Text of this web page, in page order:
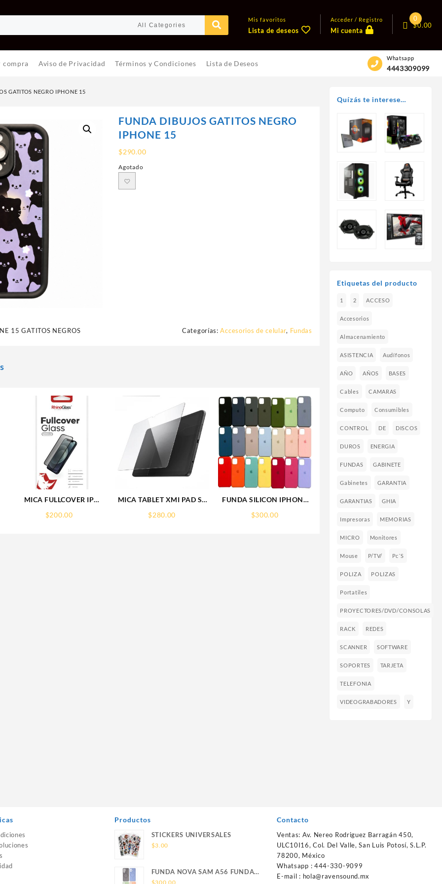
Mis favoritos
Lista de deseos
Acceder / Registro
Mi cuenta
0
$0.00
compra Aviso de Privacidad Términos y Condiciones Lista de Deseos
Whatsapp
4443309099
GATITOS NEGRO IPHONE 15
FUNDA DIBUJOS GATITOS NEGRO
IPHONE 15
$290.00
Agotado
15 GATITOS NEGROS Categorías:Accesorios de celular, Fundas
MICA FULLCOVER IP
RHINOGLASS
$200.00
MICA TABLET XMI PAD SE
PROTECTOR RHINOGLASS
$280.00
FUNDA SILICON IPHONE
SPC
$300.00
Quízás te interese…
Etiquetas del producto
1 2 ACCESO
Accesorios
Almacenamiento
ASISTENCIA Audífonos
AÑO AÑOS BASES
Cables CAMARAS
Computo Consumibles
CONTROL DE DISCOS
DUROS ENERGIA
FUNDAS GABINETE
Gabinetes GARANTIA
GARANTIAS GHIA
Impresoras MEMORIAS
MICRO Monitores
Mouse P/TV/ Pc´s
POLIZA POLIZAS
Portatiles
PROYECTORES/DVD/CONSOLAS
RACK REDES
SCANNER SOFTWARE
SOPORTES TARJETA
TELEFONIA
VIDEOGRABADORES Y
Productos
STICKERS UNIVERSALES
$3.00
FUNDA NOVA SAM A56 FUNDA
SILICONA SIN SOPORTE
$300.00
Contacto
Ventas: Av. Nereo Rodriguez Barragán 450,
ULC10I16, Col. Del Valle, San Luis Potosí, S.L.P.
78200, México
Whatsapp : 444-330-9099
E-mail : hola@ravensound.mx